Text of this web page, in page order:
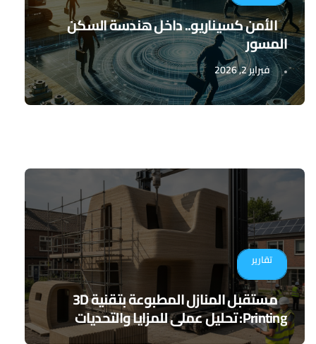
الأمن كسيناريو.. داخل هندسة السكن
المسور
فبراير 2, 2026
تقارير
مستقبل المنازل المطبوعة بتقنية 3D
Printing: تحليل عملي للمزايا والتحديات